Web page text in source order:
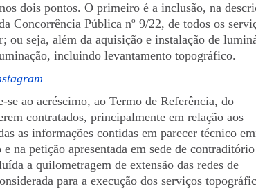
dois pontos. O primeiro é a inclusão, na
Concorrência Pública nº 9/22, de todos os
ou seja, além da aquisição e instalação de
incluindo levantamento topográfico.
ao acréscimo, ao Termo de Referência, do
contratados, principalmente em relação aos
as informações contidas em parecer técnico
na petição apresentada em sede de
a quilometragem de extensão das redes de
para a execução dos serviços